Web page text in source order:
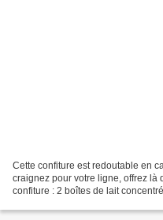
Cette confiture est redoutable en
craignez pour votre ligne, offrez là
confiture : 2 boîtes de lait